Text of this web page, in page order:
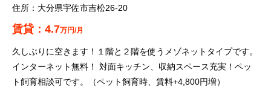
大分県宇佐市吉松26-20
4.7万円/月
久しぶりに空きます！１階と２階を使うメゾネットタイプです。
インターネット無料！ 対面キッチン、収納スペース充実！ペッ
ト飼育相談可です。（ペット飼育時、賃料+4,800円増）